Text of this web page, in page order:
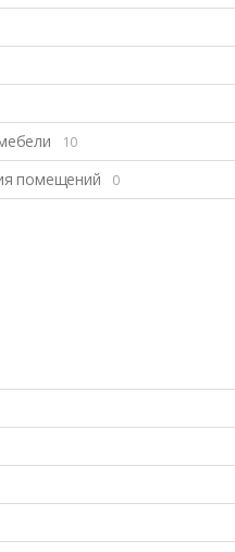
10
помещений 0